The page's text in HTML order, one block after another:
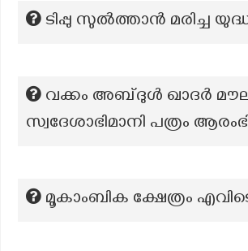
ടിപ്പു സുൽത്താൻ മരിച്ച
വക്കം അബ്ദുൾ ഖാദർ
സ്വദേശാഭിമാനി പത്രം
മൂകാംബിക ക്ഷേത്രം